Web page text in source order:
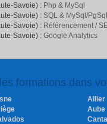
Savoie) : Php & MySql
Savoie) : SQL & MySql/PgSql
Savoie) : Référencement /
Savoie) : Google Analytics
formations dans
Allier
Aube